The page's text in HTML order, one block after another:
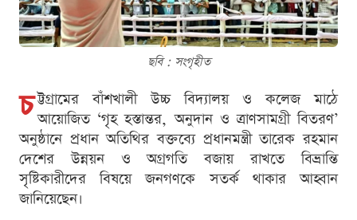
ছবি : সংগৃহীত
চ ট্টগ্রামের বাঁশখালী উচ্চ বিদ্যালয় ও কলেজ মাঠে
আয়োজিত ‘গৃহ হস্তান্তর, অনুদান ও ত্রাণসামগ্রী বিতরণ’
অনুষ্ঠানে প্রধান অতিথির বক্তব্যে প্রধানমন্ত্রী তারেক রহমান
দেশের উন্নয়ন ও অগ্রগতি বজায় রাখতে বিভ্রান্তি
সৃষ্টিকারীদের বিষয়ে জনগণকে সতর্ক থাকার আহ্বান
জানিয়েছেন।